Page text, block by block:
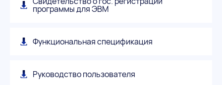
программы для ЭВМ
Функциональная спецификация
Руководство пользователя